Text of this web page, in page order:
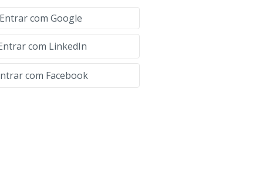
com Google
com LinkedIn
com Facebook